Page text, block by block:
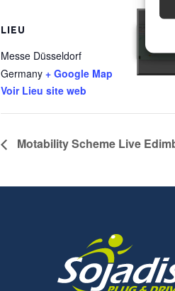
LIEU
Messe Düsseldorf
Germany + Google Map
Voir Lieu site web
Motability Scheme Live